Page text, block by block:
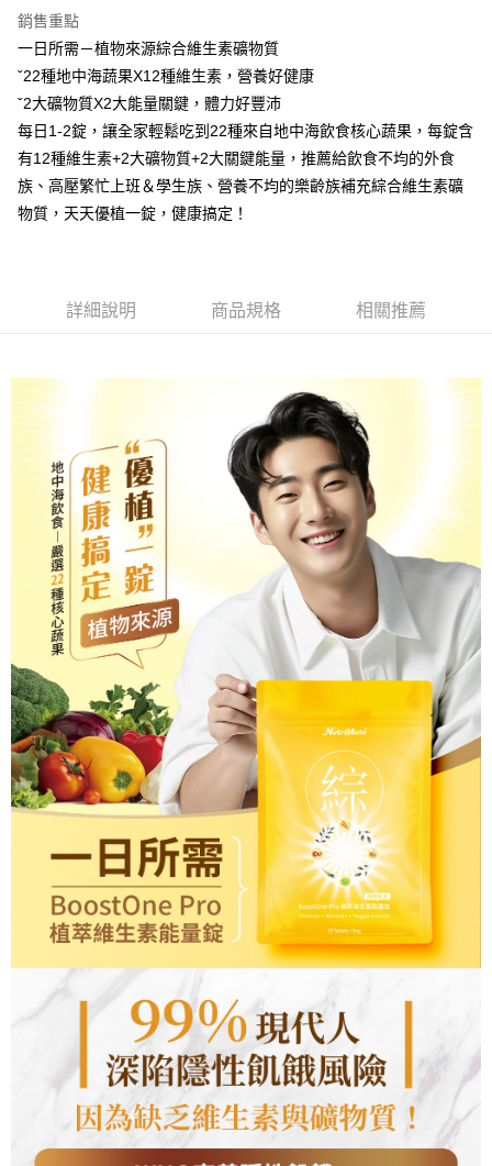
２．關於個人資料處理事宜，請瀏覽以下網址：
https://aftee.tw/terms/#terms3
３．未成年的使用者請事先徵得法定代理人或監護人之同意方可使用
「AFTEE先享後付」，若未經同意申辦者引起之損失，本公司不負相關責
任。
４．使用「AFTEE先享後付」時，將依據個別帳號之用戶狀況，依本公司即
時審查核予不同之上限額度；若仍有額度不足之情形，本公司將視審查結果
請求用戶進行身份認證。
５．嚴禁一人註冊多個帳號或使用他人資訊註冊。若發現惡意使用之情形，
恩沛科技股份有限公司將有權停止該用戶之使用額度並採取法律行動。
7-11取貨付款
每筆NT$60，滿NT$699(含以上)免運費
付款後7-11取貨
每筆NT$60，滿NT$699(含以上)免運費
宅配
每筆NT$120，滿NT$1,000(含以上)免運費
宅配-離島
銷售重點
一日所需－植物來源綜合維生素礦物質
ˇ22種地中海蔬果X12種維生素，營養好健康
ˇ2大礦物質X2大能量關鍵，體力好豐沛
每日1-2錠，讓全家輕鬆吃到22種來自地中海飲食核心蔬果，每錠含
有12種維生素+2大礦物質+2大關鍵能量，推薦給飲食不均的外食
族、高壓繁忙上班＆學生族、營養不均的樂齡族補充綜合維生素礦
物質，天天優植一錠，健康搞定！
詳細說明 商品規格 相關推薦